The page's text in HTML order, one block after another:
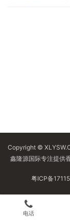
Copyright ©
鑫隆源国际专注提供
粤ICP备
电话